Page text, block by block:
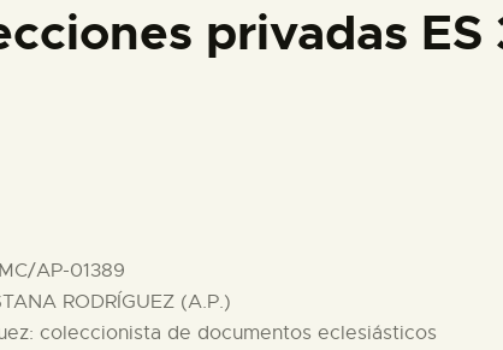
privadas ES
AP-01389
RODRÍGUEZ (A.P.)
coleccionista de documentos eclesiásticos